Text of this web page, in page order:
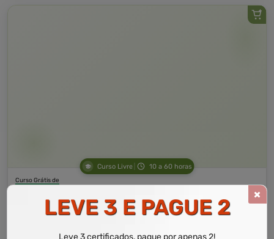
Curso Livre 10 a 60 horas
Curso Grátis de
LEVE 3 E PAGUE 2
Leve 3 certificados, pague por apenas 2!